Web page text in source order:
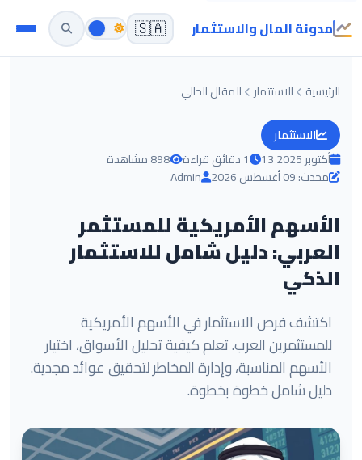
مدونة المال والاستثمار 🇸🇦
الرئيسية الاستثمار المقال الحالي
الاستثمار
13 أكتوبر 2025
1 دقائق قراءة
898 مشاهدة
محدث: 09 أغسطس 2026
Admin
الأسهم الأمريكية للمستثمر
العربي: دليل شامل للاستثمار
الذكي
اكتشف فرص الاستثمار في الأسهم الأمريكية
للمستثمرين العرب. تعلم كيفية تحليل الأسواق، اختيار
الأسهم المناسبة، وإدارة المخاطر لتحقيق عوائد مجدية.
دليل شامل خطوة بخطوة.